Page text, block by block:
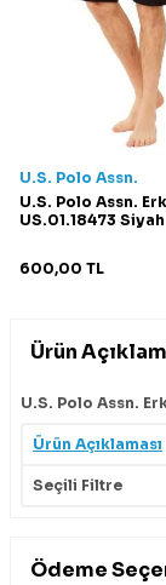
U.S. Polo Assn.
U.S. Polo Assn.
US.01.18473 Siyah
600,00 TL
Ürün
U.S. Polo Assn.
Ürün Açıklaması
Seçili Filtre
Ödeme